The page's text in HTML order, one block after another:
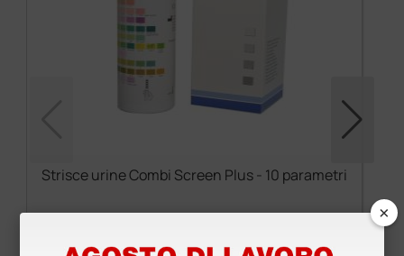
Strisce urine Combi Screen Plus - 10 parametri
14,28 € 23,80 €
×